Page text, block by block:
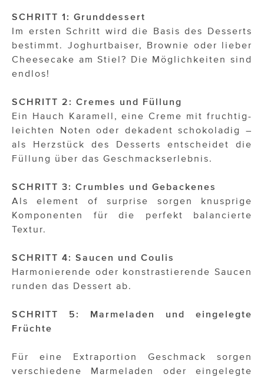
SCHRITT 1: Grunddessert
Im ersten Schritt wird die Basis des Desserts
bestimmt. Joghurtbaiser, Brownie oder lieber
Cheesecake am Stiel? Die Möglichkeiten sind
endlos!
SCHRITT 2: Cremes und Füllung
Ein Hauch Karamell, eine Creme mit fruchtig-
leichten Noten oder dekadent schokoladig –
als Herzstück des Desserts entscheidet die
Füllung über das Geschmackserlebnis.
SCHRITT 3: Crumbles und Gebackenes
Als element of surprise sorgen knusprige
Komponenten für die perfekt balancierte
Textur.
SCHRITT 4: Saucen und Coulis
Harmonierende oder konstrastierende Saucen
runden das Dessert ab.
SCHRITT 5: Marmeladen und eingelegte
Früchte
Für eine Extraportion Geschmack sorgen
verschiedene Marmeladen oder eingelegte